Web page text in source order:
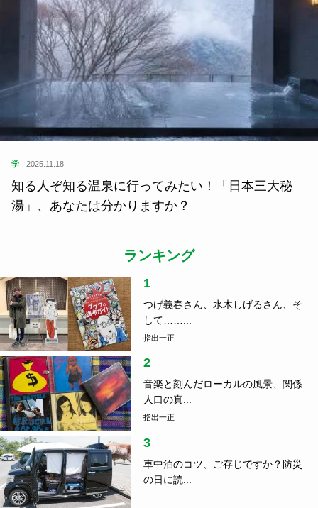
学 2025.11.18
知る人ぞ知る温泉に行ってみたい！「日本三大秘
湯」、あなたは分かりますか？
ランキング
1
つげ義春さん、水木しげるさん、そ
して……...
指出一正
2
音楽と刻んだローカルの風景、関係
人口の真...
指出一正
3
車中泊のコツ、ご存じですか？防災
の日に読...